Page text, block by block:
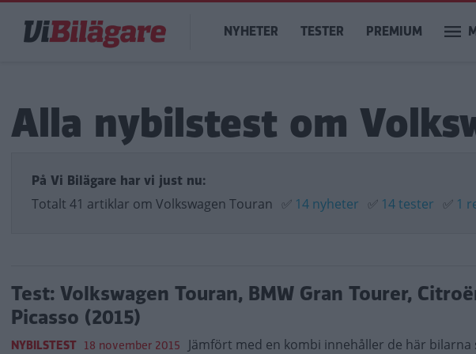
huvudinnehåll
Main
navigation
NYHETER TESTER PREMIUM
Alla nybilstest om
På Vi Bilägare har vi just nu:
Totalt 41 artiklar om Volkswagen Touran ✅ 14 nyheter ✅ 14 tester ✅ 1
Test: Volkswagen Touran, BMW Gran Tourer,
Picasso (2015)
NYBILSTEST 18 november 2015 Jämfört med en kombi innehåller de här bilarna